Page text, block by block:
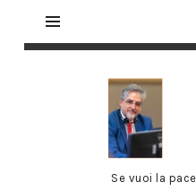
Se vuoi la